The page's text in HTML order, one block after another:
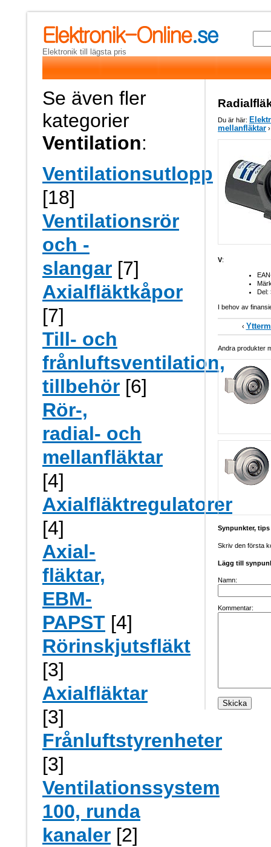
Elektronik till lägsta pris
Du är här:
mellanfläktar
V:
Del:
I behov av
‹
Andra produkter
Synpunkter,
Skriv den första
Lägg till
Namn:
Kommentar:
Se även fler
kategorier
Ventilation:
Ventilationsutlopp
[18]
Ventilationsrör
och -
slangar [7]
Axialfläktkåpor
[7]
Till- och
frånluftsventilation,
tillbehör [6]
Rör-,
radial- och
mellanfläktar
[4]
Axialfläktregulatorer
[4]
Axial-
fläktar,
EBM-
PAPST [4]
Rörinskjutsfläkt
[3]
Axialfläktar
[3]
Frånluftstyrenheter
[3]
Ventilationssystem
100, runda
kanaler [2]